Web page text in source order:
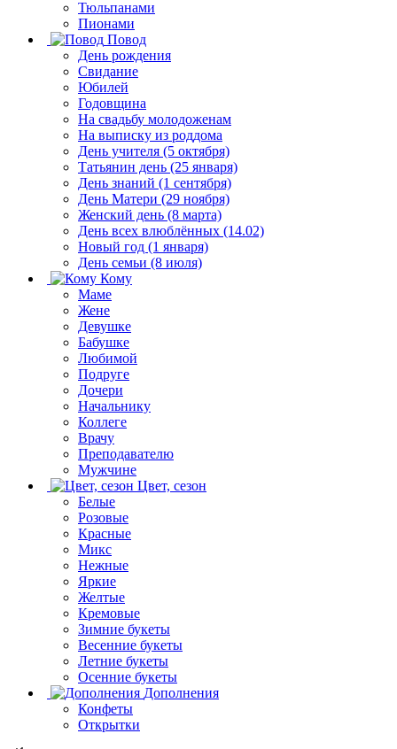
Тюльпанами
Пионами
Повод
День рождения
Свидание
Юбилей
Годовщина
На свадьбу молодоженам
На выписку из роддома
День учителя (5 октября)
Татьянин день (25 января)
День знаний (1 сентября)
День Матери (29 ноября)
Женский день (8 марта)
День всех влюблённых (14.02)
Новый год (1 января)
День семьи (8 июля)
Кому
Маме
Жене
Девушке
Бабушке
Любимой
Подруге
Дочери
Начальнику
Коллеге
Врачу
Преподавателю
Мужчине
Цвет, сезон
Белые
Розовые
Красные
Микс
Нежные
Яркие
Желтые
Кремовые
Зимние букеты
Весенние букеты
Летние букеты
Осенние букеты
Дополнения
Конфеты
Открытки